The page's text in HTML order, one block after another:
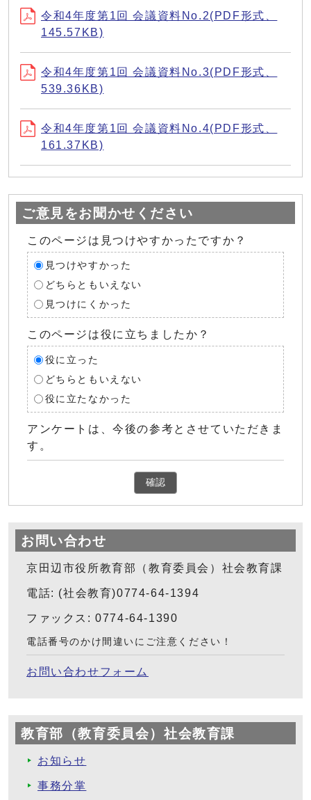
令和4年度第1回 会議資料No.2(PDF形式、
145.57KB)
令和4年度第1回 会議資料No.3(PDF形式、
539.36KB)
令和4年度第1回 会議資料No.4(PDF形式、
161.37KB)
ご意見をお聞かせください
このページは見つけやすかったですか？
見つけやすかった
どちらともいえない
見つけにくかった
このページは役に立ちましたか？
役に立った
どちらともいえない
役に立たなかった
アンケートは、今後の参考とさせていただきま
す。
確認
お問い合わせ
京田辺市役所教育部（教育委員会）社会教育課
電話: (社会教育)0774-64-1394
ファックス: 0774-64-1390
電話番号のかけ間違いにご注意ください！
お問い合わせフォーム
教育部（教育委員会）社会教育課
お知らせ
事務分掌